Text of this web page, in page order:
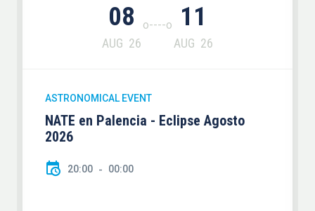
08
AUG 26
11
AUG 26
ASTRONOMICAL EVENT
NATE en Palencia - Eclipse Agosto
2026
20:00 00:00